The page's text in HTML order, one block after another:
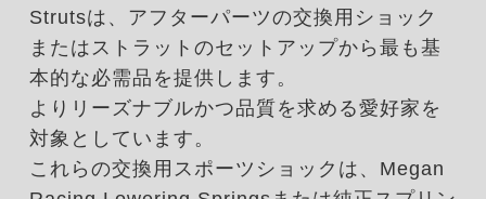
Strutsは、アフターパーツの交換用ショック
またはストラットのセットアップから最も基
本的な必需品を提供します。
よりリーズナブルかつ品質を求める愛好家を
対象としています。
これらの交換用スポーツショックは、Megan